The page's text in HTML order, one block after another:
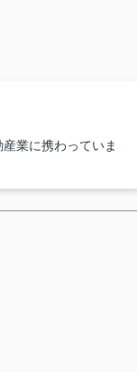
業に携わっていま